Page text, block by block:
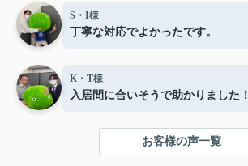
S・I様
丁寧な対応でよかったです。
K・T様
入居間に合いそうで助かりました！
お客様の声一覧